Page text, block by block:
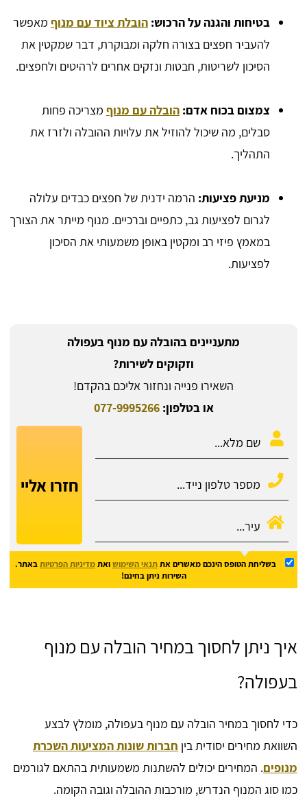
בטיחות והגנה על הרכוש: הובלת ציוד עם מנוף מאפשר
להעביר חפצים בצורה חלקה ומבוקרת, דבר שמקטין את
הסיכון לשריטות, חבטות ונזקים אחרים לרהיטים ולחפצים.
צמצום בכוח אדם: הובלה עם מנוף מצריכה פחות
סבלים, מה שיכול להוזיל את עלויות ההובלה ולזרז את
התהליך.
מניעת פציעות: הרמה ידנית של חפצים כבדים עלולה
לגרום לפציעות גב, כתפיים וברכיים. מנוף מייתר את הצורך
במאמץ פיזי רב ומקטין באופן משמעותי את הסיכון
לפציעות.
מתעניינים בהובלה עם מנוף בעפולה
וזקוקים לשירות?
השאירו פנייה ונחזור אליכם בהקדם!
או בטלפון:077-9995266
חזרו אליי
בשליחת הטופס הינכם מאשרים אתתנאי השימושואתמדיניות הפרטיותבאתר.
השירות ניתן בחינם!
איך ניתן לחסוך במחיר הובלה עם מנוף
בעפולה?
כדי לחסוך במחיר הובלה עם מנוף בעפולה, מומלץ לבצע
השוואת מחירים יסודית בין חברות שונות המציעות השכרת
מנופים. המחירים יכולים להשתנות משמעותית בהתאם לגורמים
כמו סוג המנוף הנדרש, מורכבות ההובלה וגובה הקומה.